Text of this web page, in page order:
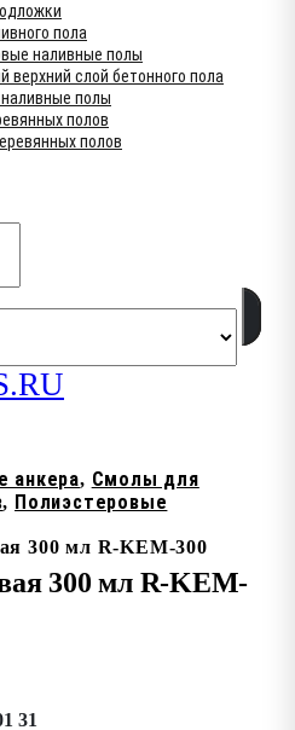
пола
наливные полы
верхний слой бетонного пола
полы
полов
полов
анкера, Смолы для
, Полиэстеровые
300 мл R-KEM-300
31